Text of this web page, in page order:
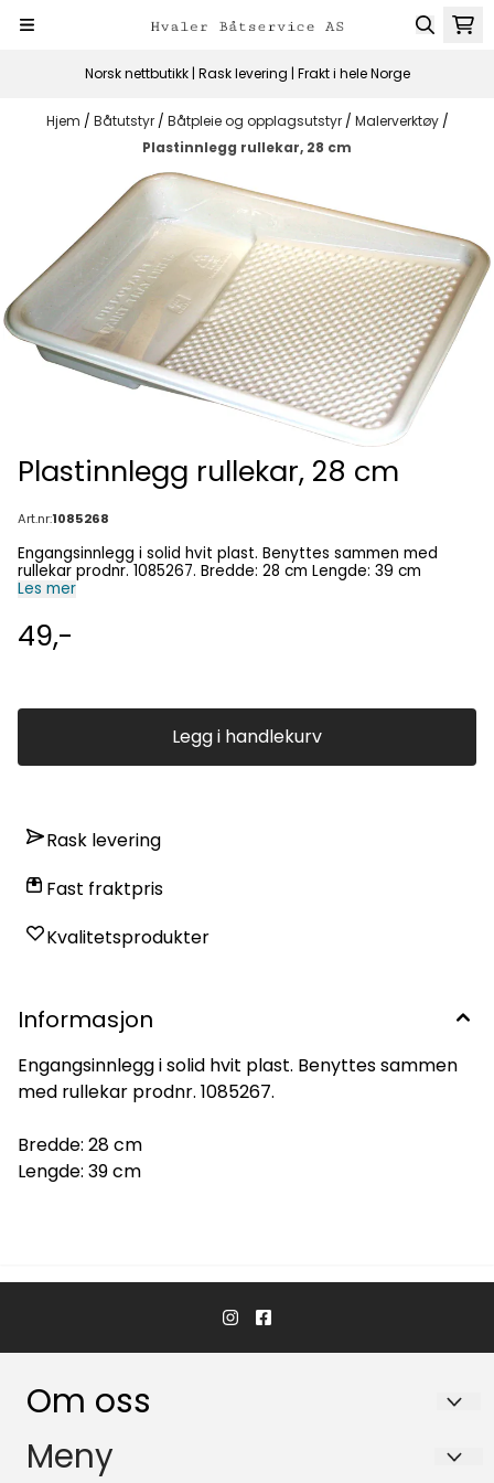
Hopp til innhold
Norsk nettbutikk | Rask levering | Frakt i hele Norge
Hjem / Båtutstyr / Båtpleie og opplagsutstyr / Malerverktøy /
Plastinnlegg rullekar, 28 cm
Plastinnlegg rullekar, 28 cm
Art.nr:1085268
Engangsinnlegg i solid hvit plast. Benyttes sammen med
rullekar prodnr. 1085267. Bredde: 28 cm Lengde: 39 cm
Les mer
49,-
Legg i handlekurv
Rask levering
Fast fraktpris
Kvalitetsprodukter
Informasjon
Engangsinnlegg i solid hvit plast. Benyttes sammen
med rullekar prodnr. 1085267.
Bredde: 28 cm
Lengde: 39 cm
Om oss
Hvaler Båtservice AS
Meny